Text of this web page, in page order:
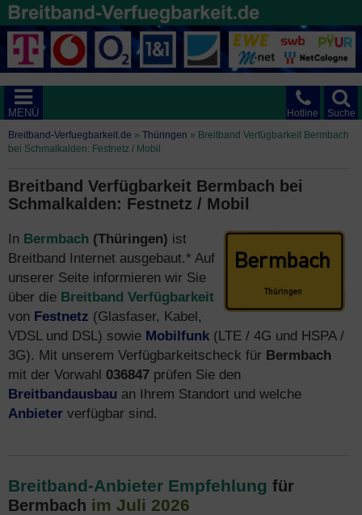
Suche
Hotline
MENÜ
Breitband-Verfuegbarkeit.de » Thüringen » Breitband Verfügbarkeit Bermbach
bei Schmalkalden: Festnetz / Mobil
Breitband Verfügbarkeit Bermbach bei
Schmalkalden: Festnetz / Mobil
In Bermbach (Thüringen) ist
Breitband Internet ausgebaut.* Auf
unserer Seite informieren wir Sie
über die Breitband Verfügbarkeit
von Festnetz (Glasfaser, Kabel,
VDSL und DSL) sowie Mobilfunk (LTE / 4G und HSPA /
3G). Mit unserem Verfügbarkeitscheck für Bermbach
mit der Vorwahl 036847 prüfen Sie den
Breitbandausbau an Ihrem Standort und welche
Anbieter verfügbar sind.
Breitband-Anbieter Empfehlung für
Bermbach im Juli 2026